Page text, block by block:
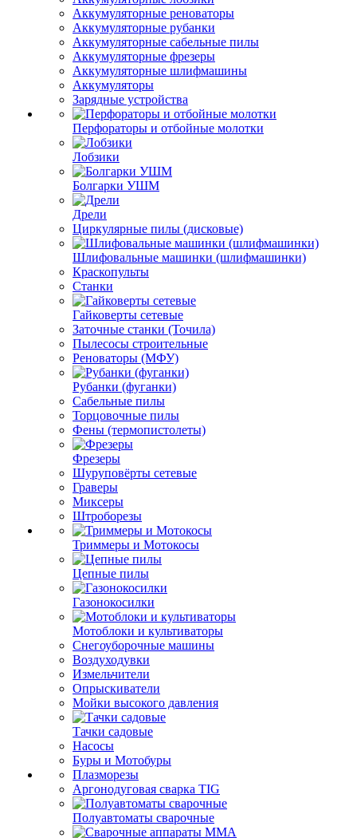
Аккумуляторные реноваторы
Аккумуляторные рубанки
Аккумуляторные сабельные пилы
Аккумуляторные фрезеры
Аккумуляторные шлифмашины
Аккумуляторы
Зарядные устройства
Перфораторы и отбойные молотки
Лобзики
Болгарки УШМ
Дрели
Циркулярные пилы (дисковые)
Шлифовальные машинки (шлифмашинки)
Краскопульты
Станки
Гайковерты сетевые
Заточные станки (Точила)
Пылесосы строительные
Реноваторы (МФУ)
Рубанки (фуганки)
Сабельные пилы
Торцовочные пилы
Фены (термопистолеты)
Фрезеры
Шуруповёрты сетевые
Граверы
Миксеры
Штроборезы
Триммеры и Мотокосы
Цепные пилы
Газонокосилки
Мотоблоки и культиваторы
Снегоуборочные машины
Воздуходувки
Измельчители
Опрыскиватели
Мойки высокого давления
Тачки садовые
Насосы
Буры и Мотобуры
Плазморезы
Аргонодуговая сварка TIG
Полуавтоматы сварочные